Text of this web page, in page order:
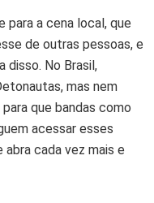
para a cena local, que
de outras pessoas, e
disso. No Brasil,
mas nem
que bandas como
acessar esses
cada vez mais e